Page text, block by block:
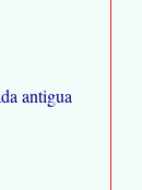
antigua